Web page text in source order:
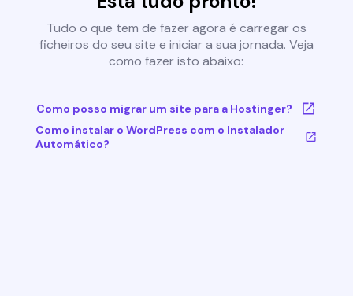
Tudo o que tem de fazer agora é carregar os
ficheiros do seu site e iniciar a sua jornada. Veja
como fazer isto abaixo:
Como posso migrar um site para a Hostinger?
Como instalar o WordPress com o Instalador
Automático?